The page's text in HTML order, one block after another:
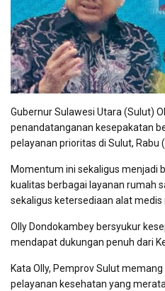
Gubernur Sulawesi Utara (Sulut)
penandatanganan kesepakatan
pelayanan prioritas di Sulut, Rabu
Momentum ini sekaligus menjadi
kualitas berbagai layanan rumah
sekaligus ketersediaan alat medis
Olly Dondokambey bersyukur
mendapat dukungan penuh dari
Kata Olly, Pemprov Sulut
pelayanan kesehatan yang